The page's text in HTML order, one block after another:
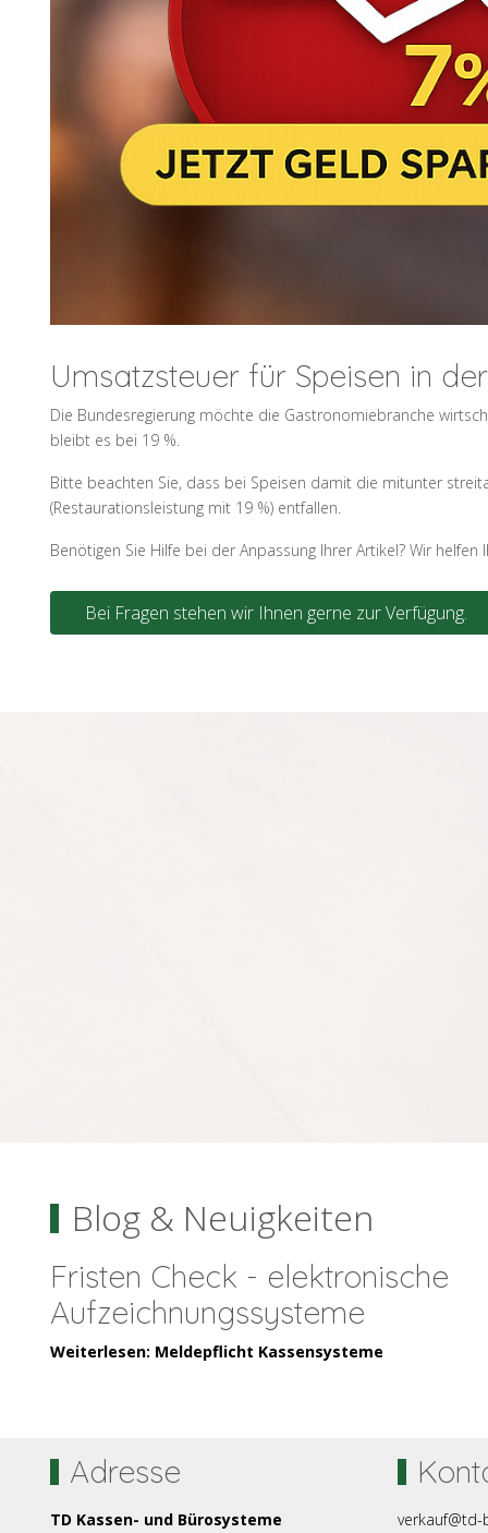
Umsatzsteuer für Speisen in
Die Bundesregierung möchte die Gastronomiebranche
bleibt es bei 19 %.
Bitte beachten Sie, dass bei Speisen damit die mitunter
(Restaurationsleistung mit 19 %) entfallen.
Benötigen Sie Hilfe bei der Anpassung Ihrer Artikel? Wir helfen
Bei Fragen stehen wir Ihnen gerne zur Verfügung.
Blog & Neuigkeiten
Fristen Check - elektronische
Aufzeichnungssysteme
Weiterlesen: Meldepflicht Kassensysteme
Adresse
TD Kassen- und Bürosysteme